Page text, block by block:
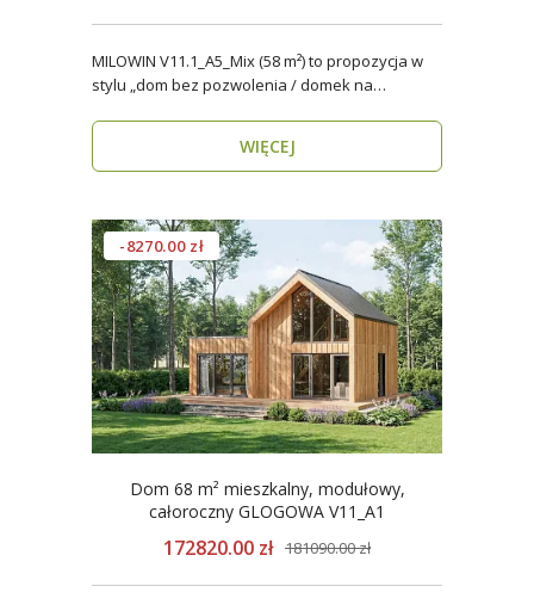
MILOWIN V11.1_A5_Mix (58 m²) to propozycja w
stylu „dom bez pozwolenia / domek na
WIĘCEJ
-8270.00 zł
Dom 68 m² mieszkalny, modułowy,
całoroczny GLOGOWA V11_A1
172820.00 zł 181090.00 zł